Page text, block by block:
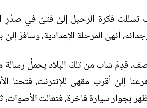
تسللت فكرة الرحيل إلىٰ فتىً في صدْرِ
أنهىٰ المرحلة الإعدادية، وسافرَ إلىٰ
إلىٰ أقرب مقهى للإنترنت،
بجوار سيارة فاخرة، فتعالت